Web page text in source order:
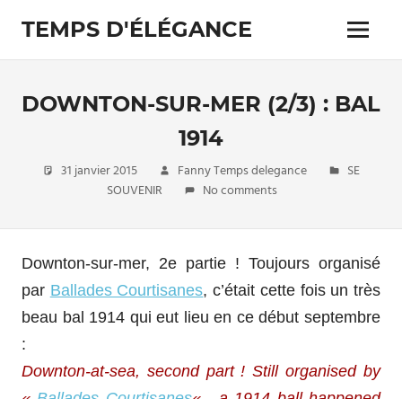
content
TEMPS D'ÉLÉGANCE
Pour
passionnés
de
Menu
DOWNTON-SUR-MER (2/3) : BAL
1914
31 janvier 2015 Fanny Temps delegance
SE
SOUVENIR
No comments
Downton-sur-mer, 2e partie ! Toujours organisé
par Ballades Courtisanes, c’était cette fois un très
beau bal 1914 qui eut lieu en ce début septembre
:
Downton-at-sea, second part ! Still organised by